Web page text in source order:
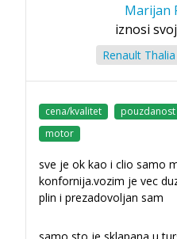
Marijan
iznosi
Renault
cena/kvalitet pouzdanost
motor
sve je ok kao i clio samo
konfornija.vozim je vec
plin i prezadovoljan sam